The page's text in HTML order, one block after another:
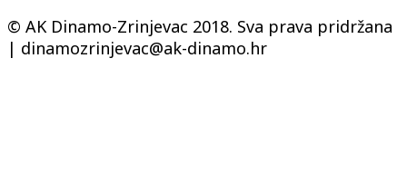
© AK Dinamo-Zrinjevac 2018. Sva prava pridržana
| dinamozrinjevac@ak-dinamo.hr